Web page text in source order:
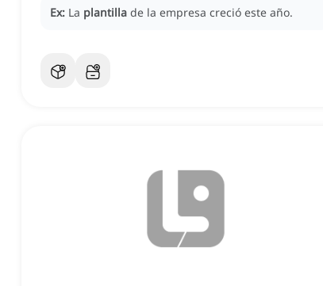
Ex: La plantilla de la empresa creció este año.